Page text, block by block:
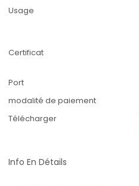
Usage
Certificat
Port
modalité de paiement
Télécharger
Info En Détails